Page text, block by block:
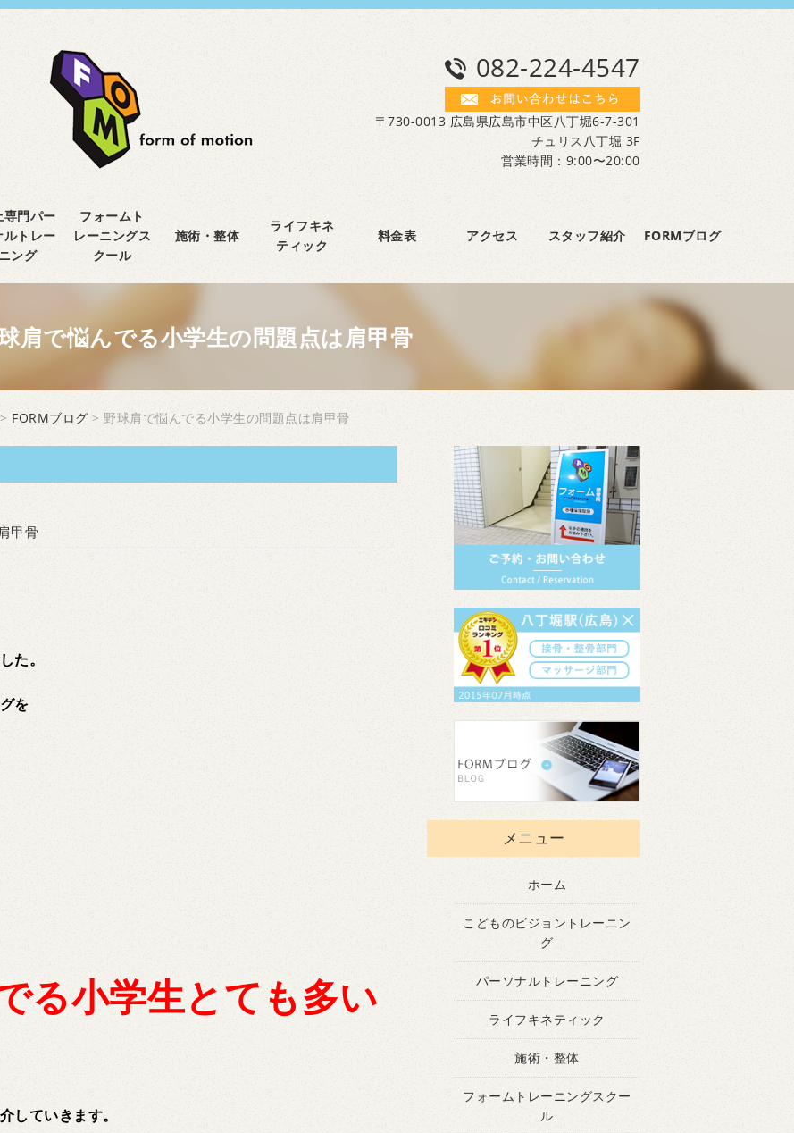
082-224-4547
〒730-0013 広島県広島市中区八丁堀6-7-301
チュリス八丁堀 3F
営業時間：9:00〜20:00
専門パー
ルトレー
ニング
フォームト
レーニングス
クール
施術・整体
ライフキネ
ティック
料金表 アクセス スタッフ紹介 FORMブログ
肩で悩んでる小学生の問題点は肩甲骨
> FORMブログ > 野球肩で悩んでる小学生の問題点は肩甲骨
甲骨
た。
を
る小学生とても多い
していきます。
メニュー
ホーム
こどものビジョントレーニン
グ
パーソナルトレーニング
ライフキネティック
施術・整体
フォームトレーニングスクー
ル